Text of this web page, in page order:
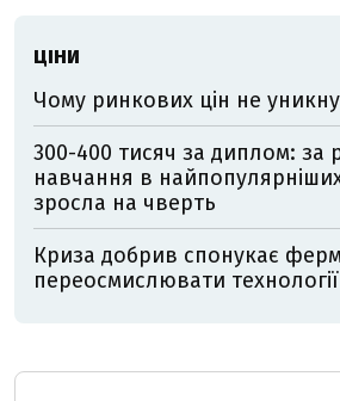
ЦІНИ
Чому ринкових цін не
300-400 тисяч за диплом: за
навчання в
зросла на чверть
Криза добрив спонукає
переосмислювати технології